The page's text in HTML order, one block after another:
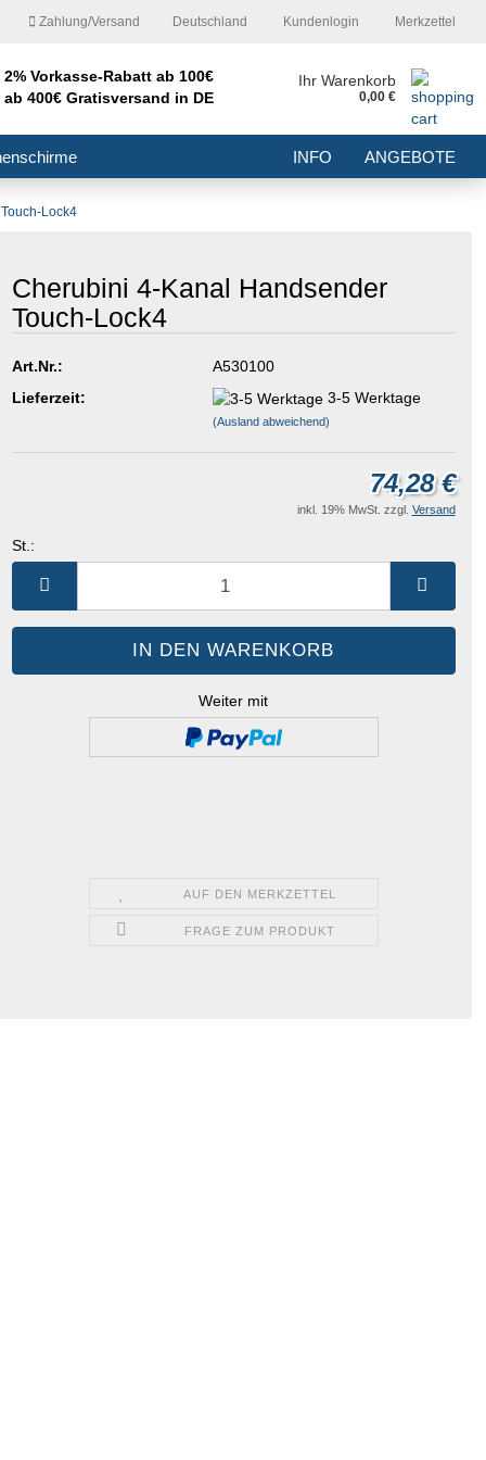
Zahlung/Versand Deutschland Kundenlogin
Konto erstellen
Passwort vergessen?
Merkzettel
2% Vorkasse-Rabatt ab 100€
ab 400€ Gratisversand in DE
Ihr Warenkorb
0,00 €
INFO ANGEBOTE
Lock4
Cherubini 4-Kanal Handsender
Touch-Lock4
Art.Nr.:
A530100
Lieferzeit:
3-5 Werktage
(Ausland abweichend)
74,28 €
inkl. 19% MwSt. zzgl. Versand
St.:
Weiter mit
AUF DEN MERKZETTEL
FRAGE ZUM PRODUKT